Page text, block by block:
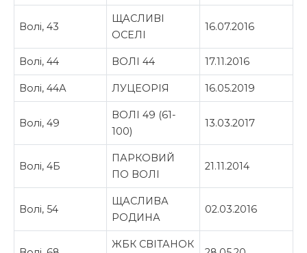
Волі, 43
ЩАСЛИВІ
ОСЕЛІ
16.07.2016
Волі, 44 ВОЛІ 44 17.11.2016
Волі, 44А ЛУЦЕОРІЯ 16.05.2019
Волі, 49
ВОЛІ 49 (61-
100)
13.03.2017
Волі, 4Б
ПАРКОВИЙ
ПО ВОЛІ
21.11.2014
Волі, 54
ЩАСЛИВА
РОДИНА
02.03.2016
ЖБК СВІТАНОК